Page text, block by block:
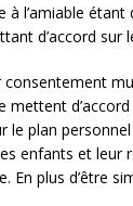
à l’amiable
d’accord sur
consentement
mettent
le plan
enfants et leur
En plus d’être